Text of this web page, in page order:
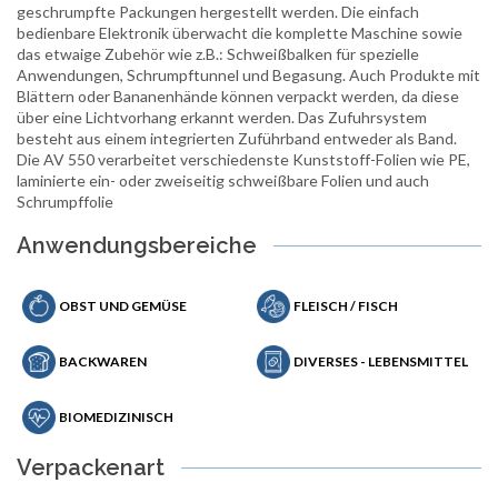
geschrumpfte Packungen hergestellt werden. Die einfach
bedienbare Elektronik überwacht die komplette Maschine sowie
das etwaige Zubehör wie z.B.: Schweißbalken für spezielle
Anwendungen, Schrumpftunnel und Begasung. Auch Produkte mit
Blättern oder Bananenhände können verpackt werden, da diese
über eine Lichtvorhang erkannt werden. Das Zufuhrsystem
besteht aus einem integrierten Zuführband entweder als Band.
Die AV 550 verarbeitet verschiedenste Kunststoff-Folien wie PE,
laminierte ein- oder zweiseitig schweißbare Folien und auch
Schrumpffolie
Anwendungsbereiche
OBST UND GEMÜSE FLEISCH / FISCH
BACKWAREN DIVERSES - LEBENSMITTEL
BIOMEDIZINISCH
Verpackenart